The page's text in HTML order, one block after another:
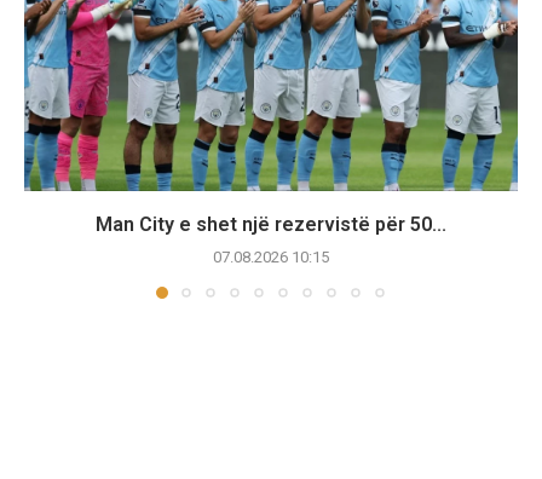
Man City e shet një rezervistë për 50...
07.08.2026 10:15